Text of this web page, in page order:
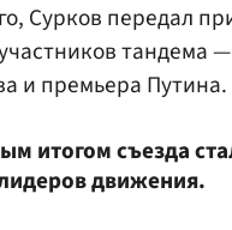
Сурков передал
тандема
и премьера Путина.
итогом съезда
движения.